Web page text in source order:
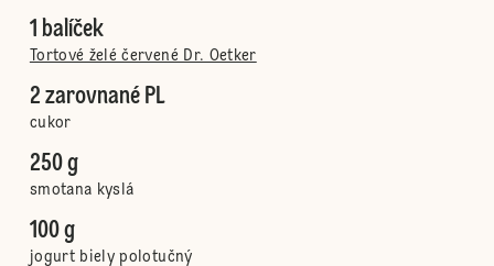
1 balíček
Tortové želé červené Dr. Oetker
2 zarovnané PL
cukor
250 g
smotana kyslá
100 g
jogurt biely polotučný